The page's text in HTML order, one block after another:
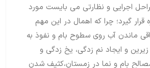
اجرایی و نظارتی می بایست مورد
قرار گیرد؛ چرا که اهمال در این مهم
ماندن آب روی سطوح بام و نفوذ به
زیرین و ایجاد نم زدگی، یخ زدگی و
بام و نما در زمستان،کثیف شدن